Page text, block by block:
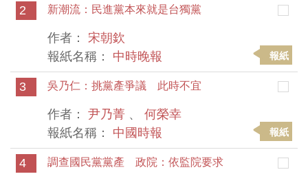
2 新潮流：民進黨本來就是台獨黨
作者： 宋朝欽
報紙名稱： 中時晚報 報紙
3 吳乃仁：挑黨產爭議 此時不宜
作者： 尹乃菁 、 何榮幸
報紙名稱： 中國時報 報紙
4 調查國民黨黨產 政院：依監院要求